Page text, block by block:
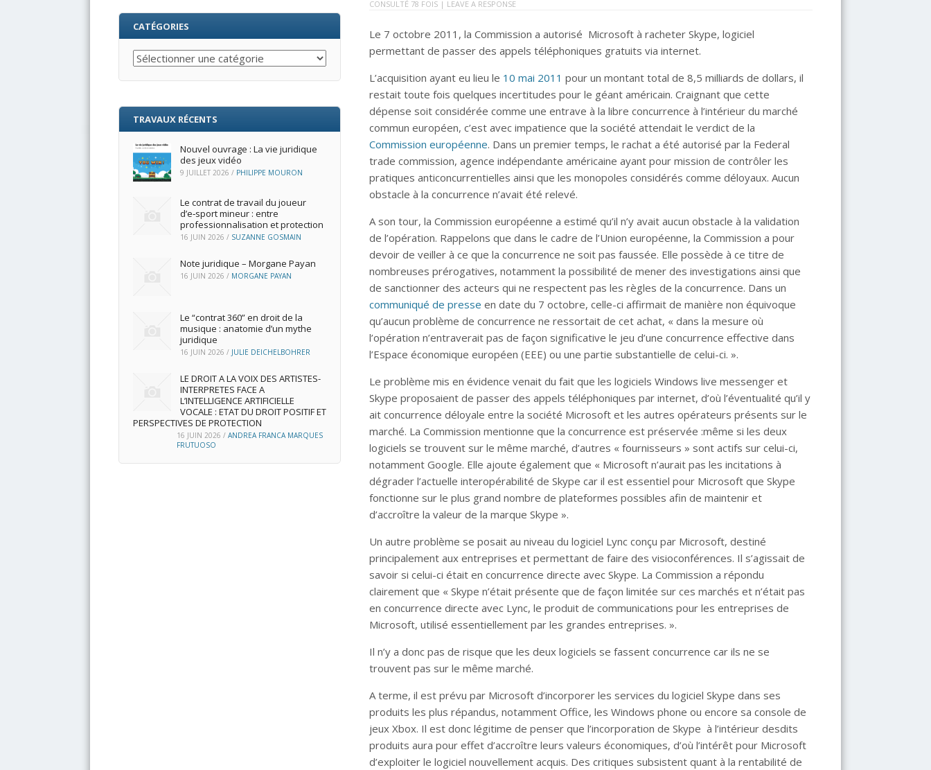
CONSULTÉ 78 FOIS | LEAVE A RESPONSE
Le 7 octobre 2011, la Commission a autorisé Microsoft à racheter Skype, logiciel
permettant de passer des appels téléphoniques gratuits via internet.
L’acquisition ayant eu lieu le 10 mai 2011 pour un montant total de 8,5 milliards de dollars, il
restait toute fois quelques incertitudes pour le géant américain. Craignant que cette
dépense soit considérée comme une entrave à la libre concurrence à l’intérieur du marché
commun européen, c’est avec impatience que la société attendait le verdict de la
Commission européenne. Dans un premier temps, le rachat a été autorisé par la Federal
trade commission, agence indépendante américaine ayant pour mission de contrôler les
pratiques anticoncurrentielles ainsi que les monopoles considérés comme déloyaux. Aucun
obstacle à la concurrence n’avait été relevé.
A son tour, la Commission européenne a estimé qu’il n’y avait aucun obstacle à la validation
de l’opération. Rappelons que dans le cadre de l’Union européenne, la Commission a pour
devoir de veiller à ce que la concurrence ne soit pas faussée. Elle possède à ce titre de
nombreuses prérogatives, notamment la possibilité de mener des investigations ainsi que
de sanctionner des acteurs qui ne respectent pas les règles de la concurrence. Dans un
communiqué de presse en date du 7 octobre, celle-ci affirmait de manière non équivoque
qu’aucun problème de concurrence ne ressortait de cet achat, « dans la mesure où
l’opération n’entraverait pas de façon significative le jeu d’une concurrence effective dans
l’Espace économique européen (EEE) ou une partie substantielle de celui-ci. ».
Le problème mis en évidence venait du fait que les logiciels Windows live messenger et
Skype proposaient de passer des appels téléphoniques par internet, d’où l’éventualité qu’il y
ait concurrence déloyale entre la société Microsoft et les autres opérateurs présents sur le
marché. La Commission mentionne que la concurrence est préservée :même si les deux
logiciels se trouvent sur le même marché, d’autres « fournisseurs » sont actifs sur celui-ci,
notamment Google. Elle ajoute également que « Microsoft n’aurait pas les incitations à
dégrader l’actuelle interopérabilité de Skype car il est essentiel pour Microsoft que Skype
fonctionne sur le plus grand nombre de plateformes possibles afin de maintenir et
d’accroître la valeur de la marque Skype ».
Un autre problème se posait au niveau du logiciel Lync conçu par Microsoft, destiné
principalement aux entreprises et permettant de faire des visioconférences. Il s’agissait de
savoir si celui-ci était en concurrence directe avec Skype. La Commission a répondu
clairement que « Skype n’était présente que de façon limitée sur ces marchés et n’était pas
en concurrence directe avec Lync, le produit de communications pour les entreprises de
Microsoft, utilisé essentiellement par les grandes entreprises. ».
Il n’y a donc pas de risque que les deux logiciels se fassent concurrence car ils ne se
trouvent pas sur le même marché.
A terme, il est prévu par Microsoft d’incorporer les services du logiciel Skype dans ses
produits les plus répandus, notamment Office, les Windows phone ou encore sa console de
jeux Xbox. Il est donc légitime de penser que l’incorporation de Skype à l’intérieur desdits
produits aura pour effet d’accroître leurs valeurs économiques, d’où l’intérêt pour Microsoft
d’exploiter le logiciel nouvellement acquis. Des critiques subsistent quant à la rentabilité de
CATÉGORIES
Catégories
TRAVAUX RÉCENTS
Nouvel ouvrage : La vie juridique
des jeux vidéo
9 JUILLET 2026 / PHILIPPE MOURON
Le contrat de travail du joueur
d’e‑sport mineur : entre
professionnalisation et protection
16 JUIN 2026 / SUZANNE GOSMAIN
Note juridique – Morgane Payan
16 JUIN 2026 / MORGANE PAYAN
Le “contrat 360” en droit de la
musique : anatomie d’un mythe
juridique
16 JUIN 2026 / JULIE DEICHELBOHRER
LE DROIT A LA VOIX DES ARTISTES-
INTERPRETES FACE A
L’INTELLIGENCE ARTIFICIELLE
VOCALE : ETAT DU DROIT POSITIF ET
PERSPECTIVES DE PROTECTION
16 JUIN 2026 / ANDREA FRANCA MARQUES
FRUTUOSO